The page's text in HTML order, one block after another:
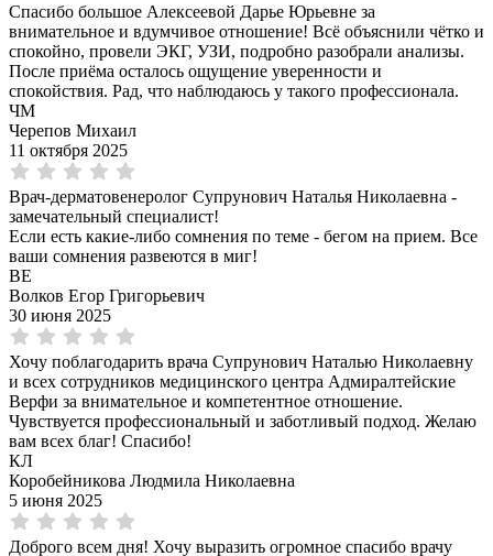
Спасибо большое Алексеевой Дарье Юрьевне за
внимательное и вдумчивое отношение! Всё объяснили чётко и
спокойно, провели ЭКГ, УЗИ, подробно разобрали анализы.
После приёма осталось ощущение уверенности и
спокойствия. Рад, что наблюдаюсь у такого профессионала.
ЧМ
Черепов Михаил
11 октября 2025
Врач-дерматовенеролог Супрунович Наталья Николаевна -
замечательный специалист!
Если есть какие-либо сомнения по теме - бегом на прием. Все
ваши сомнения развеются в миг!
ВЕ
Волков Егор Григорьевич
30 июня 2025
Хочу поблагодарить врача Супрунович Наталью Николаевну
и всех сотрудников медицинского центра Адмиралтейские
Верфи за внимательное и компетентное отношение.
Чувствуется профессиональный и заботливый подход. Желаю
вам всех благ! Спасибо!
КЛ
Коробейникова Людмила Николаевна
5 июня 2025
Доброго всем дня! Хочу выразить огромное спасибо врачу